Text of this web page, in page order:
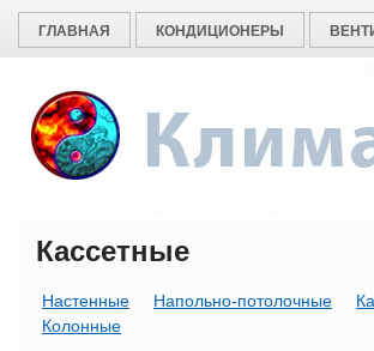
ГЛАВНАЯ КОНДИЦИОНЕРЫ
Кассетные
Настенные Напольно-потолочные
Колонные